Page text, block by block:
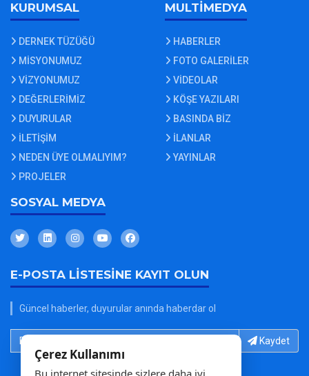
KURUMSAL
DERNEK TÜZÜĞÜ
MİSYONUMUZ
VİZYONUMUZ
DEĞERLERİMİZ
DUYURULAR
İLETİŞİM
NEDEN ÜYE OLMALIYIM?
PROJELER
MULTİMEDYA
HABERLER
FOTO GALERİLER
VİDEOLAR
KÖŞE YAZILARI
BASINDA BİZ
İLANLAR
YAYINLAR
SOSYAL MEDYA
E-POSTA LİSTESİNE KAYIT OLUN
Güncel haberler, duyurular anında haberdar ol
E-Posta adresinizi yazın... Kaydet
Çerez Kullanımı
Bu internet sitesinde sizlere daha iyi